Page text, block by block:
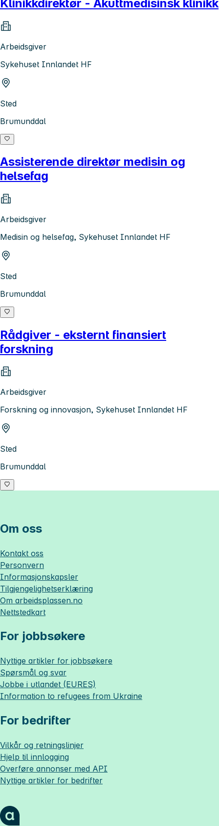
Klinikkdirektør - Akuttmedisinsk klinikk
Arbeidsgiver
Sykehuset Innlandet HF
Sted
Brumunddal
Assisterende direktør medisin og
helsefag
Arbeidsgiver
Medisin og helsefag, Sykehuset Innlandet HF
Sted
Brumunddal
Rådgiver - eksternt finansiert
forskning
Arbeidsgiver
Forskning og innovasjon, Sykehuset Innlandet HF
Sted
Brumunddal
Om oss
Kontakt oss
Personvern
Informasjonskapsler
Tilgjengelighetserklæring
Om arbeidsplassen.no
Nettstedkart
For jobbsøkere
Nyttige artikler for jobbsøkere
Spørsmål og svar
Jobbe i utlandet (EURES)
Information to refugees from Ukraine
For bedrifter
Vilkår og retningslinjer
Hjelp til innlogging
Overføre annonser med API
Nyttige artikler for bedrifter